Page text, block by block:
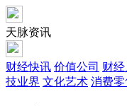
天脉资讯
财经快讯 价值公司 财
技业界 文化艺术 消费零